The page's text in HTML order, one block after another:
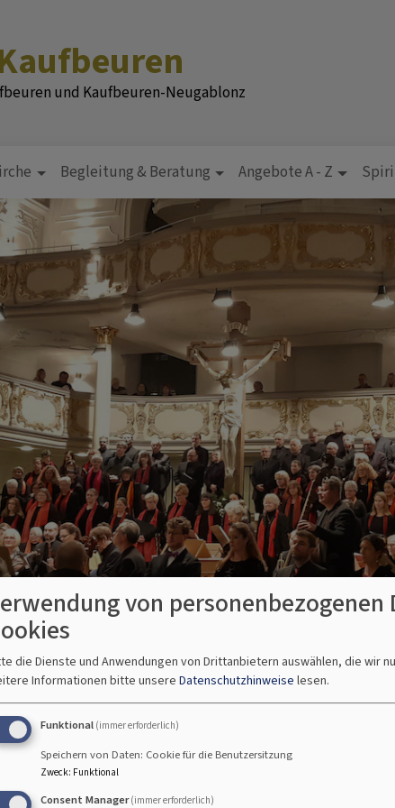
und Kaufbeuren-Neugablonz
Begleitung & Beratung Angebote A - Z
| 2022
von personenbezogenen
die Dienste und Anwendungen von Drittanbietern auswählen, die wir
Informationen bitte unsere Datenschutzhinweise lesen.
Funktional (immer erforderlich)
Speichern von Daten: Cookie für die Benutzersitzung
Zweck: Funktional
Consent Manager (immer erforderlich)